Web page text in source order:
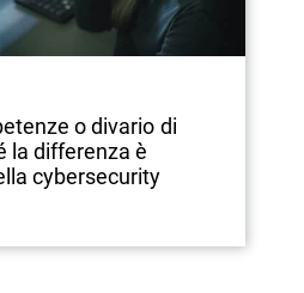
o divario di
la differenza è
cybersecurity